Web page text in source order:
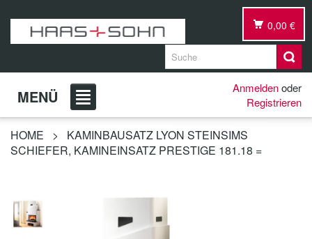
0,00 €
MENÜ Anmeldenoder
Registrieren
HOME >
KAMINBAUSATZ LYON STEINSIMS
SCHIEFER, KAMINEINSATZ PRESTIGE 181.18 =